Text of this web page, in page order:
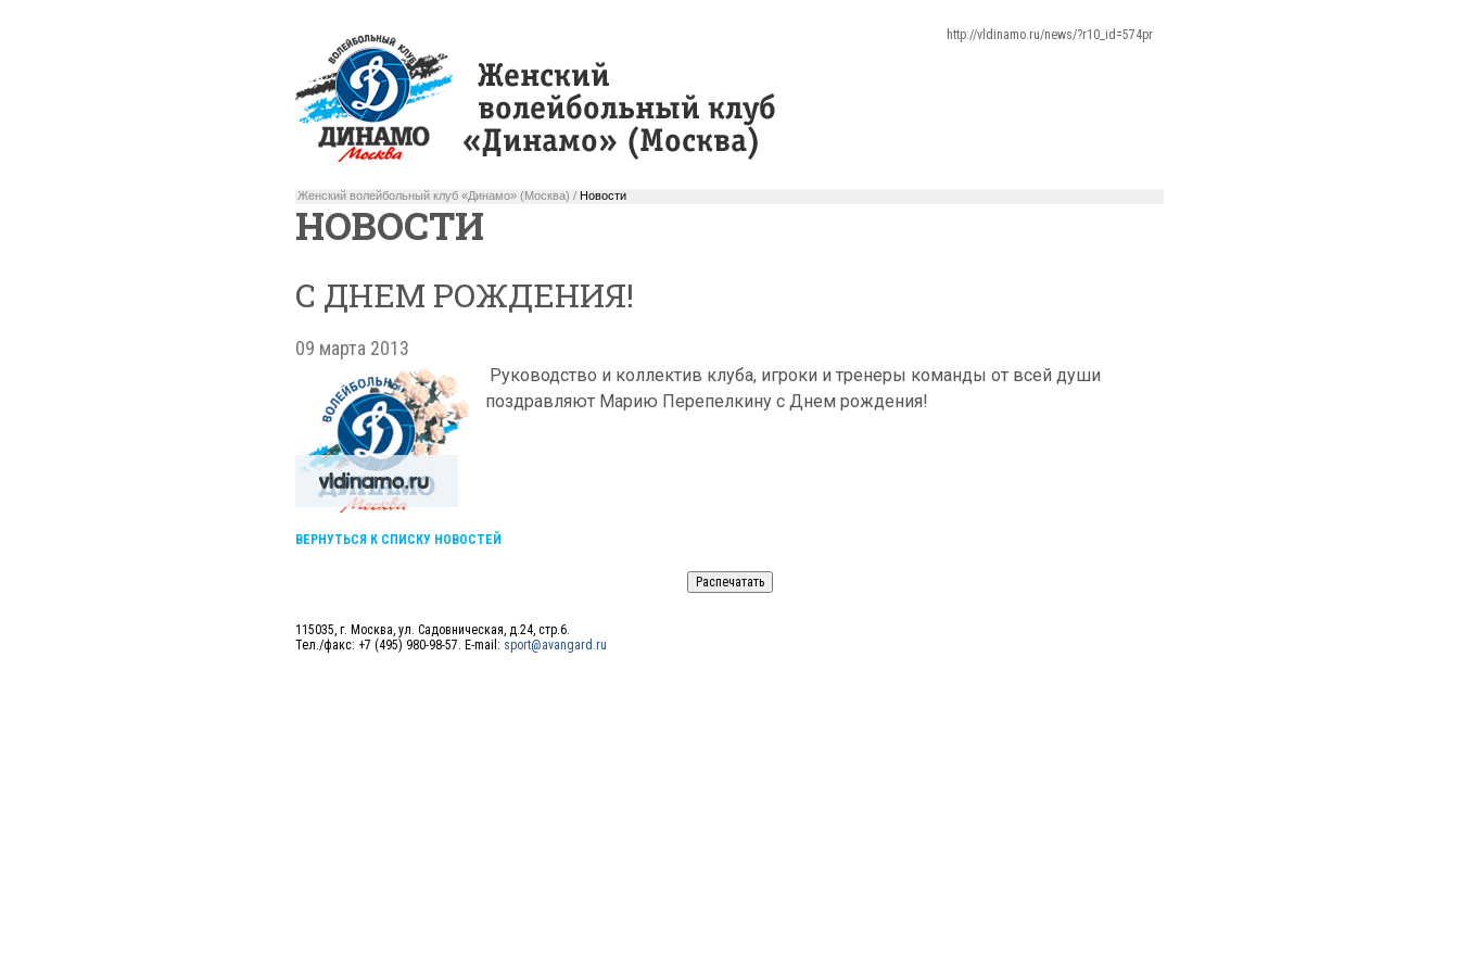
http://vldinamo.ru/news/?r10_id=574pr
Женский волейбольный клуб «Динамо» (Москва) / Новости
НОВОСТИ
С ДНЕМ РОЖДЕНИЯ!
09 марта 2013
Руководство и коллектив клуба, игроки и тренеры команды от всей души
поздравляют Марию Перепелкину с Днем рождения!
ВЕРНУТЬСЯ К СПИСКУ НОВОСТЕЙ
115035, г. Москва, ул. Садовническая, д.24, стр.6.
Тел./факс: +7 (495) 980-98-57. E-mail: sport@avangard.ru